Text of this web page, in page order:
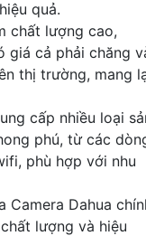
quả.
chất lượng cao,
giá cả phải chăng
thị trường, mang
cấp nhiều loại
phú, từ các
phù hợp với nhu
Camera Dahua
lượng và hiệu